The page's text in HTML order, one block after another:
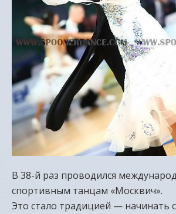
В 38-й раз проводился
спортивным танцам «Москвич».
Это стало традицией — начинать